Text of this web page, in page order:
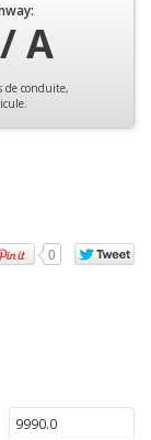
A
de conduite,
0